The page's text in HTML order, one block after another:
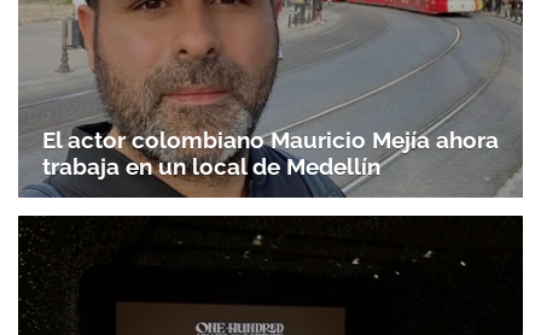
El actor colombiano Mauricio Mejía ahora
trabaja en un local de Medellín